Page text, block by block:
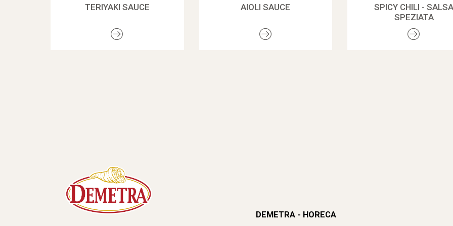
TERIYAKI SAUCE AIOLI SAUCE
SPICY CHILI -
SPEZIATA
DEMETRA - HORECA